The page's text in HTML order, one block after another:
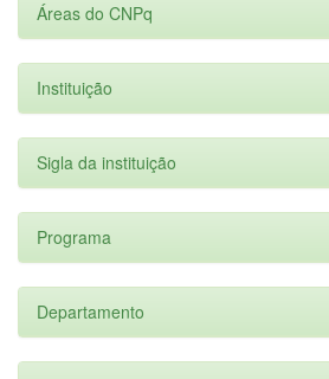
Áreas do CNPq
Instituição
Sigla da instituição
Programa
Departamento